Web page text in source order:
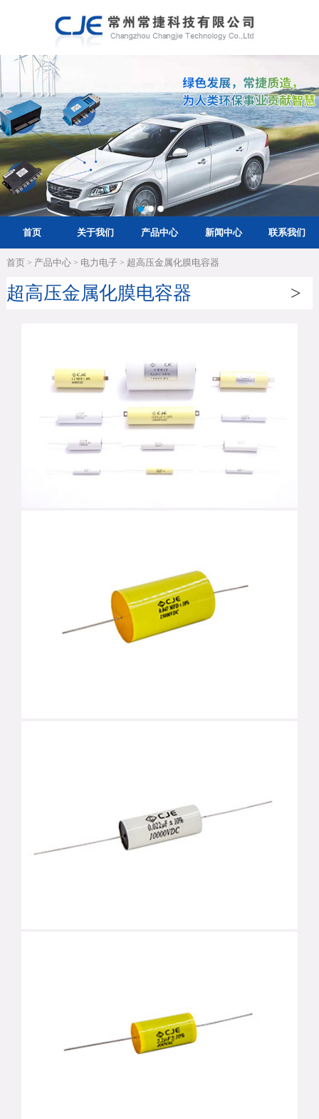
首页 关于我们 产品中心 新闻中心 联系我们
首页> 产品中心> 电力电子 > 超高压金属化膜电容器
超高压金属化膜电容器 >